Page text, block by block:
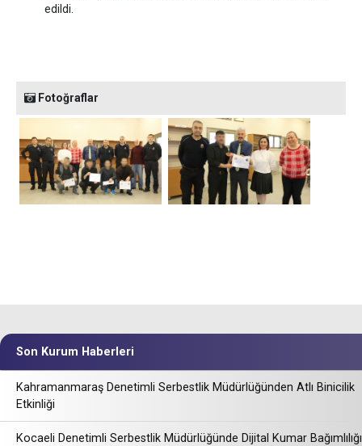
edildi.
Fotoğraflar
Son Kurum Haberleri
Kahramanmaraş Denetimli Serbestlik Müdürlüğünden Atlı Binicilik
Etkinliği
Kocaeli Denetimli Serbestlik Müdürlüğünde Dijital Kumar Bağımlılığı